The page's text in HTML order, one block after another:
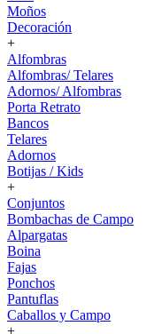
Moños
Decoración
+
Alfombras
Alfombras/ Telares
Adornos/ Alfombras
Porta Retrato
Bancos
Telares
Adornos
Botijas / Kids
+
Conjuntos
Bombachas de Campo
Alpargatas
Boina
Fajas
Ponchos
Pantuflas
Caballos y Campo
+